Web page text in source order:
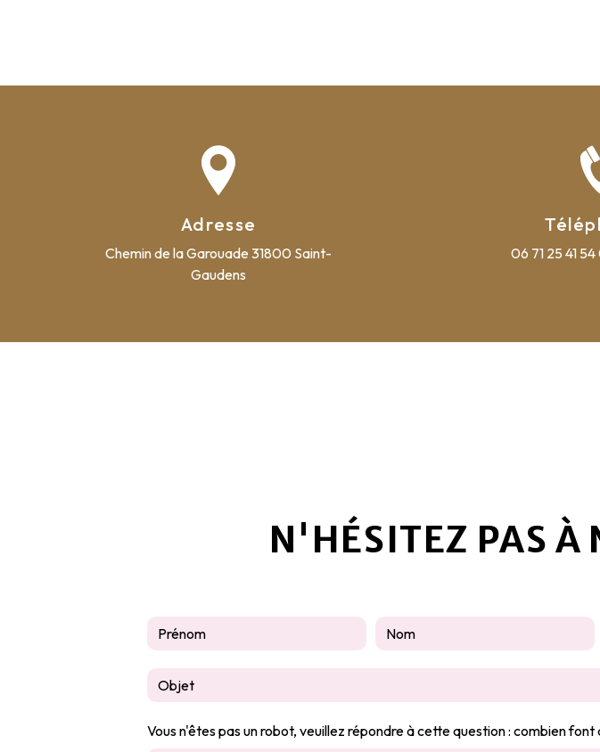
Adresse
Chemin de la Garouade 31800 Saint-
Gaudens
06 71 25 41 54
N'HÉSITEZ PAS À
Vous n'êtes pas un robot, veuillez répondre à cette question : combien font